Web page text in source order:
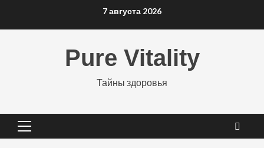
7 августа 2026
Pure Vitality
Тайны здоровья
Основное